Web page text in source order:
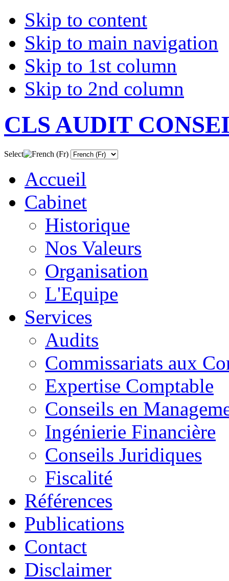
Skip to content
Skip to main navigation
Skip to 1st column
Skip to 2nd column
CLS AUDIT
Select
Accueil
Cabinet
Historique
Nos Valeurs
Organisation
L'Equipe
Services
Audits
Commissariats aux
Expertise Comptable
Conseils en
Ingénierie Financière
Conseils Juridiques
Fiscalité
Références
Publications
Contact
Disclaimer